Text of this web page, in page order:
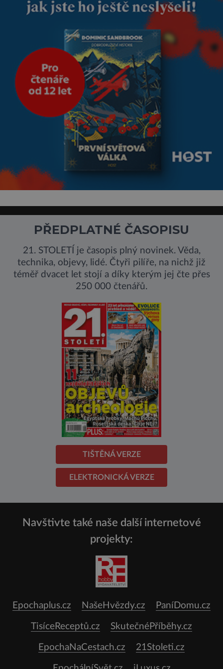
PŘEDPLATNÉ ČASOPISU
21. STOLETÍ je časopis plný novinek. Věda,
technika, objevy, lidé. Čtyři pilíře, na nichž již
téměř dvacet let stojí a díky kterým jej čte přes
250 000 čtenářů.
TIŠTĚNÁ VERZE
ELEKTRONICKÁ VERZE
Navštivte také naše další internetové
projekty:
Epochaplus.cz NašeHvězdy.cz PaníDomu.cz
TisíceReceptů.cz SkutečnéPříběhy.cz
EpochaNaCestach.cz 21Stoleti.cz